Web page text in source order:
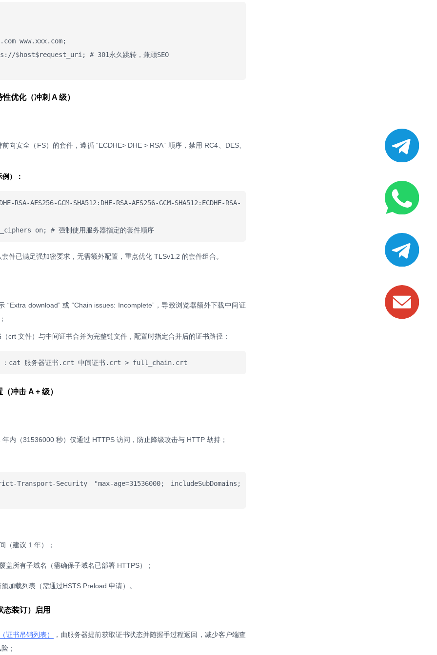
www.xxx.com;
# 301永久跳转，兼顾SEO
优化（冲刺 A 级）
向安全（FS）的套件，遵循 “ECDHE> DHE > RSA” 顺序，禁用 RC4、DES、
）：
AES256-GCM-SHA512:DHE-RSA-AES256-GCM-SHA512:ECDHE-RSA-
on; # 强制使用服务器指定的套件顺序
件已满足强加密要求，无需额外配置，重点优化 TLSv1.2 的套件组合。
“Extra download” 或 “Chain issues: Incomplete”，导致浏览器额外下载中间证
crt 文件）与中间证书合并为完整链文件，配置时指定合并后的证书路径：
：cat 服务器证书.crt 中间证书.crt > full_chain.crt
冲击 A + 级）
内（31536000 秒）仅通过 HTTPS 访问，防止降级攻击与 HTTP 劫持；
Security "max-age=31536000; includeSubDomains;
（建议 1 年）；
盖所有子域名（需确保子域名已部署 HTTPS）；
加载列表（需通过HSTS Preload 申请）。
装订）启用
证书吊销列表）
，由服务器提前获取证书状态并随握手过程返回，减少客户端查
；